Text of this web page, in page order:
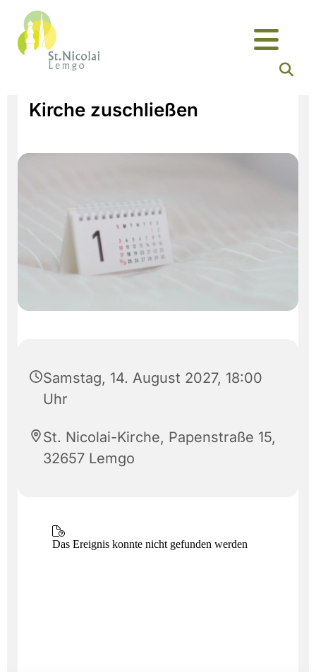
Kirche zuschließen
Samstag, 14. August 2027, 18:00
Uhr
St. Nicolai-Kirche, Papenstraße 15,
32657 Lemgo